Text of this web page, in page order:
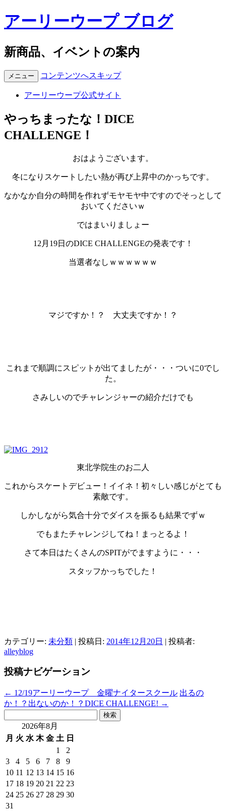
アーリーウープ ブログ
新商品、イベントの案内
メニュー コンテンツへスキップ
アーリーウープ公式サイト
やっちまったな！DICE
CHALLENGE！
おはようございます。
冬になりスケートしたい熱が再び上昇中のかっちです。
なかなか自分の時間を作れずモヤモヤ中ですのでそっとして
おいてくださいｗ
ではまいりましょー
12月19日のDICE CHALLENGEの発表です！
当選者なしｗｗｗｗｗｗ
マジですか！？ 大丈夫ですか！？
これまで順調にスピットが出てましたが・・・ついに0でし
た。
さみしいのでチャレンジャーの紹介だけでも
東北学院生のお二人
これからスケートデビュー！イイネ！初々しい感じがとても
素敵です。
しかしながら気合十分でダイスを振るも結果でずｗ
でもまたチャレンジしてね！まっとるよ！
さて本日はたくさんのSPITがでますように・・・
スタッフかっちでした！
カテゴリー: 未分類 | 投稿日: 2014年12月20日 | 投稿者:
alleyblog
投稿ナビゲーション
← 12/19アーリーウープ 金曜ナイタースクール 出るの
か！？出ないのか！？DICE CHALLENGE! →
2026年8月
月 火 水 木 金 土 日
1
2
3
4 5 6 7 8
9
10 11 12 13 14 15 16
17 18 19 20 21 22 23
24 25 26 27 28 29 30
31